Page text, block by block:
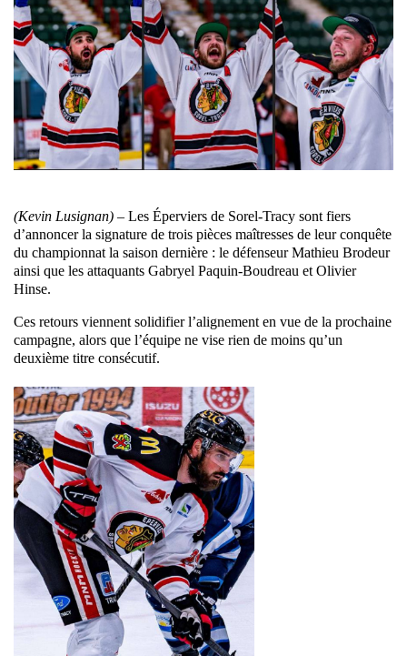
(Kevin Lusignan) – Les Éperviers de Sorel-Tracy sont fiers
d’annoncer la signature de trois pièces maîtresses de leur conquête
du championnat la saison dernière : le défenseur Mathieu Brodeur
ainsi que les attaquants Gabryel Paquin-Boudreau et Olivier
Hinse.
Ces retours viennent solidifier l’alignement en vue de la prochaine
campagne, alors que l’équipe ne vise rien de moins qu’un
deuxième titre consécutif.